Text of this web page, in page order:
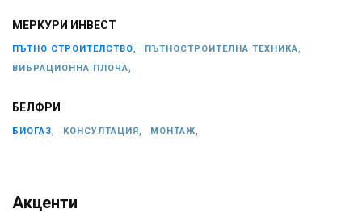
МЕРКУРИ ИНВЕСТ
ПЪТНО СТРОИТЕЛСТВО,
ПЪТНОСТРОИТЕЛНА ТЕХНИКА,
ВИБРАЦИОННА ПЛОЧА,
БЕЛФРИ
БИОГАЗ, КОНСУЛТАЦИЯ, МОНТАЖ,
Акценти